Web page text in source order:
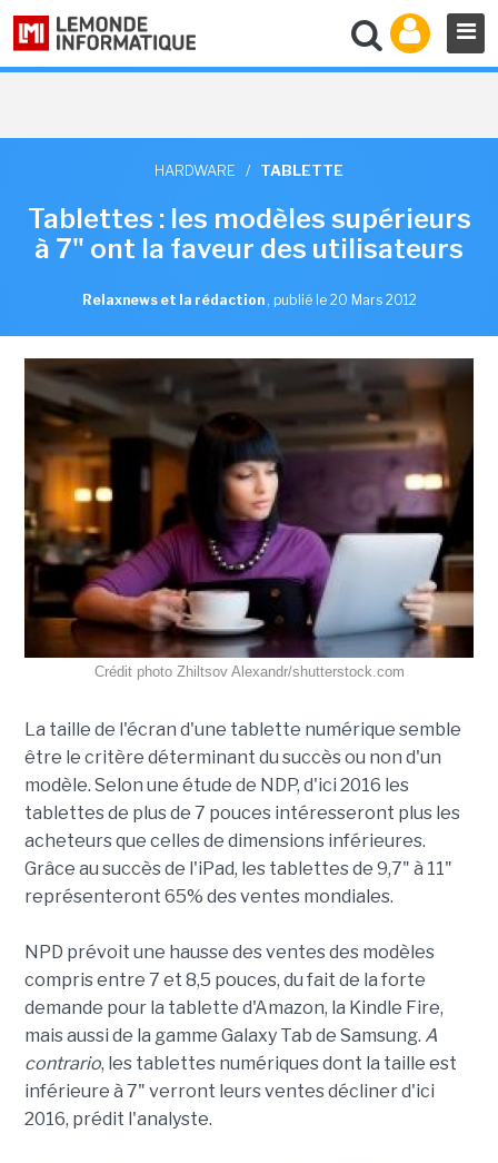
HARDWARE / TABLETTE
Tablettes : les modèles supérieurs
à 7" ont la faveur des utilisateurs
Relaxnews et la rédaction , publié le 20 Mars 2012
Crédit photo Zhiltsov Alexandr/shutterstock.com
La taille de l'écran d'une tablette numérique semble
être le critère déterminant du succès ou non d'un
modèle. Selon une étude de NDP, d'ici 2016 les
tablettes de plus de 7 pouces intéresseront plus les
acheteurs que celles de dimensions inférieures.
Grâce au succès de l'iPad, les tablettes de 9,7" à 11"
représenteront 65% des ventes mondiales.
NPD prévoit une hausse des ventes des modèles
compris entre 7 et 8,5 pouces, du fait de la forte
demande pour la tablette d'Amazon, la Kindle Fire,
mais aussi de la gamme Galaxy Tab de Samsung. A
contrario, les tablettes numériques dont la taille est
inférieure à 7" verront leurs ventes décliner d'ici
2016, prédit l'analyste.